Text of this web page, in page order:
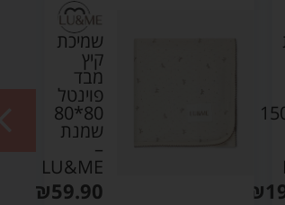
₪
שמיכת
קיץ
מבד
פוינטל
80*80
שמנת
–
LU&ME
₪59.90